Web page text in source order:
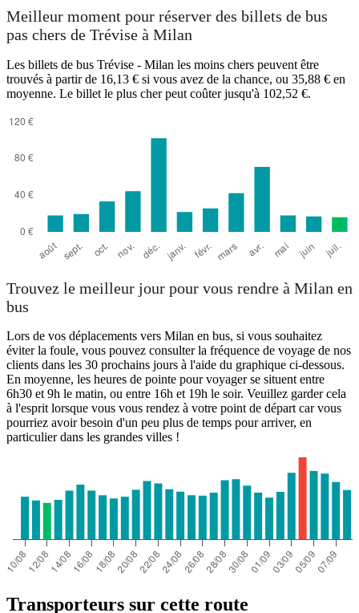
Meilleur moment pour réserver des billets de bus
pas chers de Trévise à Milan
Les billets de bus Trévise - Milan les moins chers peuvent être
trouvés à partir de 16,13 € si vous avez de la chance, ou 35,88 € en
moyenne. Le billet le plus cher peut coûter jusqu'à 102,52 €.
Trouvez le meilleur jour pour vous rendre à Milan en
bus
Lors de vos déplacements vers Milan en bus, si vous souhaitez
éviter la foule, vous pouvez consulter la fréquence de voyage de nos
clients dans les 30 prochains jours à l'aide du graphique ci-dessous.
En moyenne, les heures de pointe pour voyager se situent entre
6h30 et 9h le matin, ou entre 16h et 19h le soir. Veuillez garder cela
à l'esprit lorsque vous vous rendez à votre point de départ car vous
pourriez avoir besoin d'un peu plus de temps pour arriver, en
particulier dans les grandes villes !
Transporteurs sur cette route